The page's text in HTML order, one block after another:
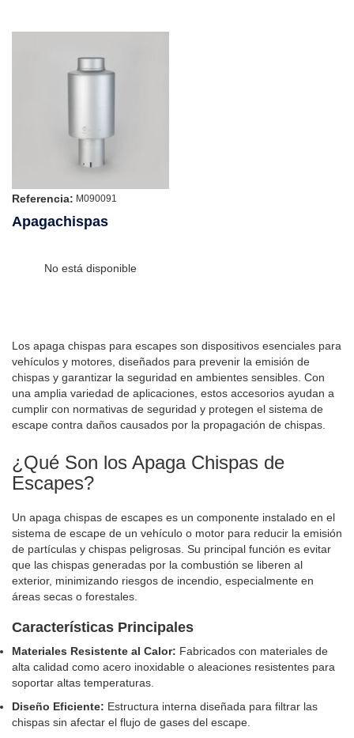
Referencia: M090091
Apagachispas
No está disponible
Los apaga chispas para escapes son dispositivos esenciales para
vehículos y motores, diseñados para prevenir la emisión de
chispas y garantizar la seguridad en ambientes sensibles. Con
una amplia variedad de aplicaciones, estos accesorios ayudan a
cumplir con normativas de seguridad y protegen el sistema de
escape contra daños causados por la propagación de chispas.
¿Qué Son los Apaga Chispas de
Escapes?
Un apaga chispas de escapes es un componente instalado en el
sistema de escape de un vehículo o motor para reducir la emisión
de partículas y chispas peligrosas. Su principal función es evitar
que las chispas generadas por la combustión se liberen al
exterior, minimizando riesgos de incendio, especialmente en
áreas secas o forestales.
Características Principales
Materiales Resistente al Calor: Fabricados con materiales de
alta calidad como acero inoxidable o aleaciones resistentes para
soportar altas temperaturas.
Diseño Eficiente: Estructura interna diseñada para filtrar las
chispas sin afectar el flujo de gases del escape.